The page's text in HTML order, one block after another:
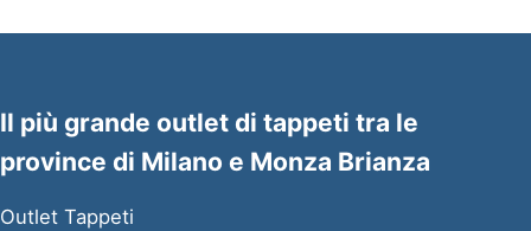
Il più grande outlet di tappeti tra le
province di Milano e Monza Brianza
Outlet Tappeti